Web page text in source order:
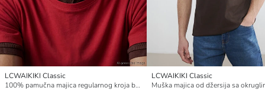
LCWAIKIKI Classic
100% pamučna majica regularnog kroja basic
LCWAIKIKI Classic